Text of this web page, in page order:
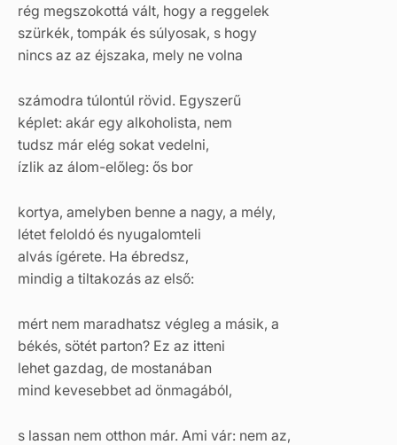
rég megszokottá vált, hogy a reggelek
szürkék, tompák és súlyosak, s hogy
nincs az az éjszaka, mely ne volna
számodra túlontúl rövid. Egyszerű
képlet: akár egy alkoholista, nem
tudsz már elég sokat vedelni,
ízlik az álom-előleg: ős bor
kortya, amelyben benne a nagy, a mély,
létet feloldó és nyugalomteli
alvás ígérete. Ha ébredsz,
mindig a tiltakozás az első:
mért nem maradhatsz végleg a másik, a
békés, sötét parton? Ez az itteni
lehet gazdag, de mostanában
mind kevesebbet ad önmagából,
s lassan nem otthon már. Ami vár: nem az,